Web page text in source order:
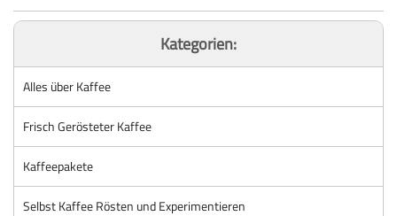
Kategorien:
Alles über Kaffee
Frisch Gerösteter Kaffee
Kaffeepakete
Selbst Kaffee Rösten und Experimentieren